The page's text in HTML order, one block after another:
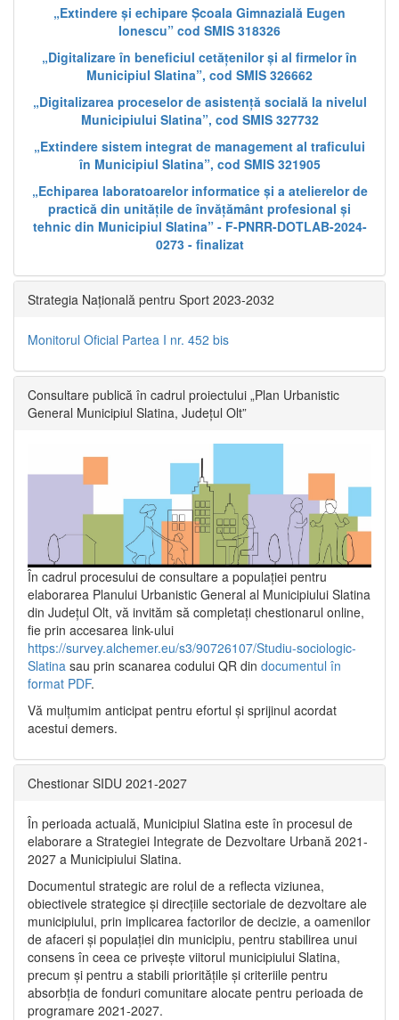
„Extindere și echipare Școala Gimnazială Eugen
Ionescu” cod SMIS 318326
„Digitalizare în beneficiul cetățenilor și al firmelor în
Municipiul Slatina”, cod SMIS 326662
„Digitalizarea proceselor de asistență socială la nivelul
Municipiului Slatina”, cod SMIS 327732
„Extindere sistem integrat de management al traficului
în Municipiul Slatina”, cod SMIS 321905
„Echiparea laboratoarelor informatice și a atelierelor de
practică din unitățile de învățământ profesional și
tehnic din Municipiul Slatina” - F-PNRR-DOTLAB-2024-
0273 - finalizat
Strategia Națională pentru Sport 2023-2032
Monitorul Oficial Partea I nr. 452 bis
Consultare publică în cadrul proiectului „Plan Urbanistic
General Municipiul Slatina, Județul Olt”
În cadrul procesului de consultare a populaţiei pentru
elaborarea Planului Urbanistic General al Municipiului Slatina
din Județul Olt, vă invităm să completați chestionarul online,
fie prin accesarea link-ului
https://survey.alchemer.eu/s3/90726107/Studiu-sociologic-
Slatina sau prin scanarea codului QR din documentul în
format PDF.
Vă mulţumim anticipat pentru efortul şi sprijinul acordat
acestui demers.
Chestionar SIDU 2021-2027
În perioada actuală, Municipiul Slatina este în procesul de
elaborare a Strategiei Integrate de Dezvoltare Urbană 2021‐
2027 a Municipiului Slatina.
Documentul strategic are rolul de a reflecta viziunea,
obiectivele strategice și direcțiile sectoriale de dezvoltare ale
municipiului, prin implicarea factorilor de decizie, a oamenilor
de afaceri și populației din municipiu, pentru stabilirea unui
consens în ceea ce privește viitorul municipiului Slatina,
precum și pentru a stabili prioritățile și criteriile pentru
absorbția de fonduri comunitare alocate pentru perioada de
programare 2021-2027.